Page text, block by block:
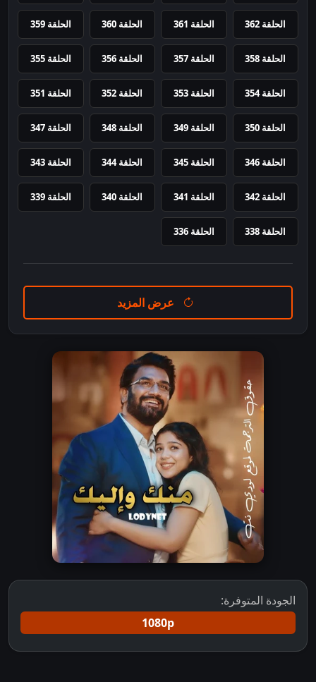
الحلقة 362 الحلقة 361 الحلقة 360 الحلقة 359
الحلقة 358 الحلقة 357 الحلقة 356 الحلقة 355
الحلقة 354 الحلقة 353 الحلقة 352 الحلقة 351
الحلقة 350 الحلقة 349 الحلقة 348 الحلقة 347
الحلقة 346 الحلقة 345 الحلقة 344 الحلقة 343
الحلقة 342 الحلقة 341 الحلقة 340 الحلقة 339
الحلقة 338 الحلقة 336
عرض المزيد
الجودة المتوفرة:
1080p